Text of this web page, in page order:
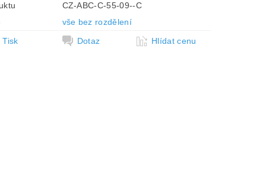
CZ-ABC-C-55-09--C
vše bez rozdělení
Tisk
Dotaz Hlídat cenu